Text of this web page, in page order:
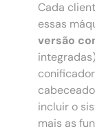
Cada
essas
versão
incluir o
mais as